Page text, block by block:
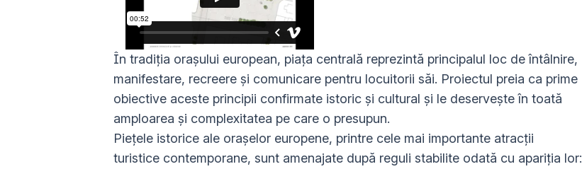
În tradiţia oraşului european, piaţa centrală reprezintă principalul loc de întâlnire,
manifestare, recreere şi comunicare pentru locuitorii săi. Proiectul preia ca prime
obiective aceste principii confirmate istoric şi cultural şi le deserveşte în toată
amploarea şi complexitatea pe care o presupun.
Pieţele istorice ale oraşelor europene, printre cele mai importante atracţii
turistice contemporane, sunt amenajate după reguli stabilite odată cu apariţia lor: